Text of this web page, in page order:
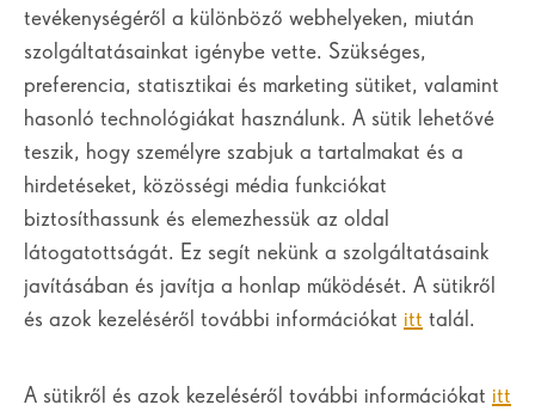
tevékenységéről a különböző webhelyeken, miután
szolgáltatásainkat igénybe vette. Szükséges,
preferencia, statisztikai és marketing sütiket, valamint
hasonló technológiákat használunk. A sütik lehetővé
teszik, hogy személyre szabjuk a tartalmakat és a
hirdetéseket, közösségi média funkciókat
biztosíthassunk és elemezhessük az oldal
látogatottságát. Ez segít nekünk a szolgáltatásaink
javításában és javítja a honlap működését. A sütikről
és azok kezeléséről további információkat itt talál.
A sütikről és azok kezeléséről további információkat itt